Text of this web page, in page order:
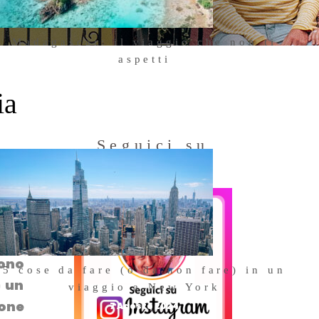
Madagascar: il viaggio che non ti
aspetti
5 cose da fare (o da non fare) in un
viaggio a New York
7 Agosto 2024
.
un
Seguici su
Instagram